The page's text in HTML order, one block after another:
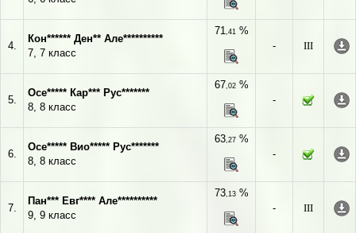
4.
Кон****** Ден** Але**********
7, 7 класс
71,41%
-
III
5.
Осе***** Кар*** Рус*******
8, 8 класс
67,02%
-
6.
Осе***** Вио***** Рус*******
8, 8 класс
63,27%
-
7.
Пан*** Евг**** Але**********
9, 9 класс
73,13%
-
III